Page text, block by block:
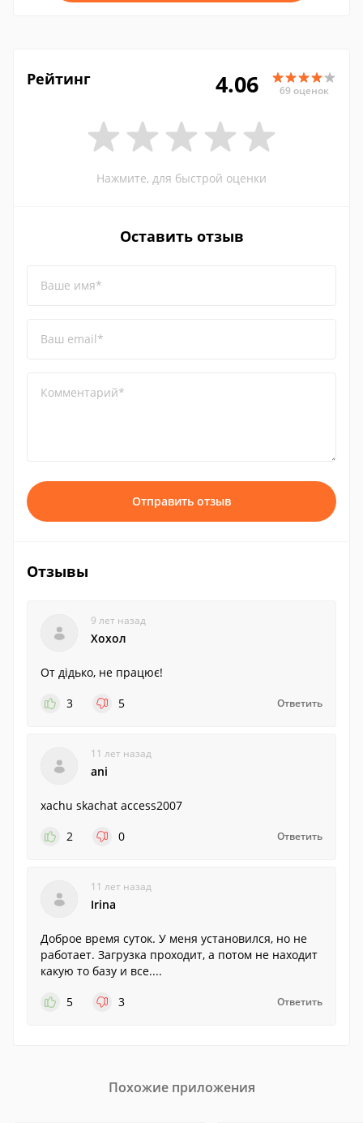
Рейтинг 4.06 69 оценок
Нажмите, для быстрой оценки
Оставить отзыв
Ваше имя*
Ваш email*
Комментарий*
Отправить отзыв
Отзывы
9 лет назад
Хохол
От дідько, не працює!
3
5 Ответить
11 лет назад
ani
xachu skachat access2007
2
0 Ответить
11 лет назад
Irina
Доброе время суток. У меня установился, но не
работает. Загрузка проходит, а потом не находит
какую то базу и все....
5
3 Ответить
Похожие приложения